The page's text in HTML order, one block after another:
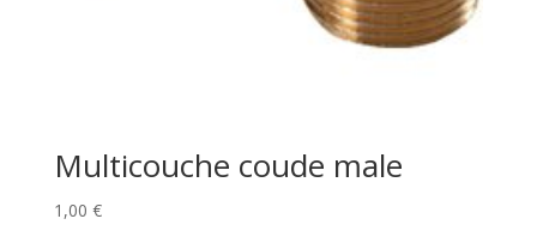
Multicouche coude male
1,00 €